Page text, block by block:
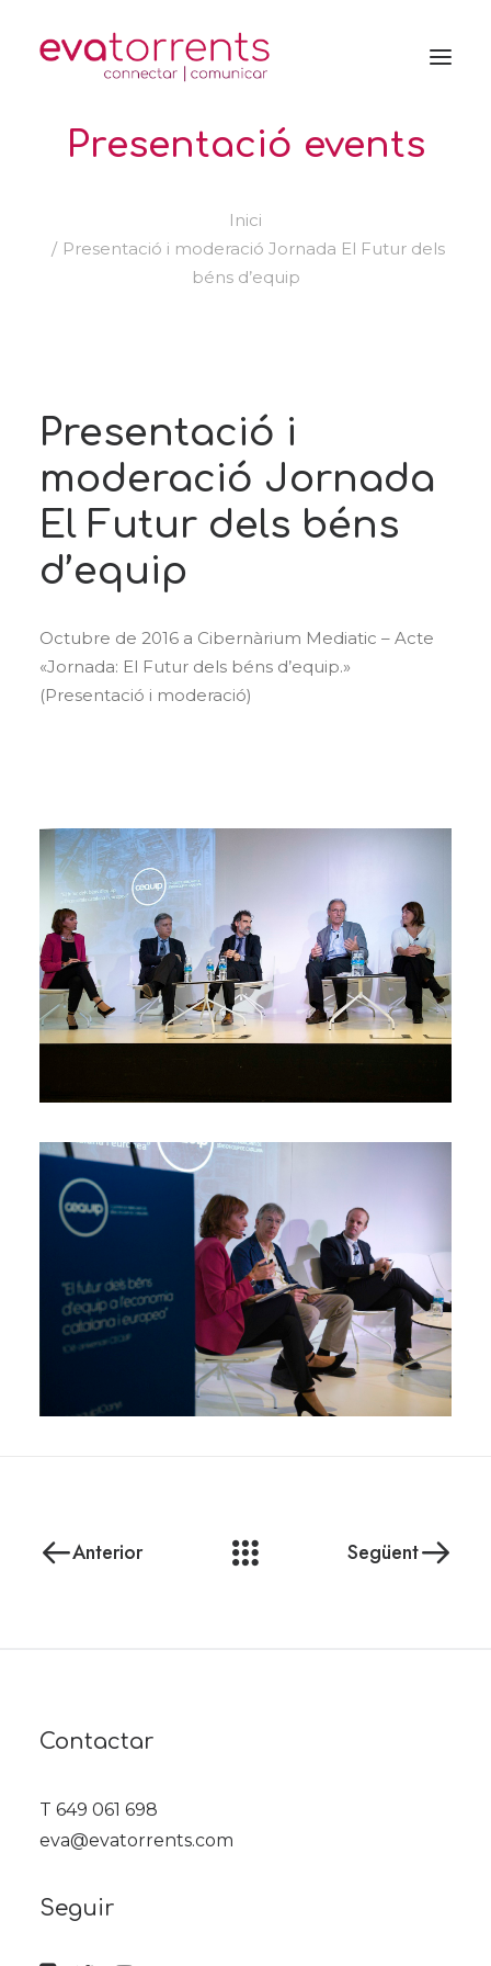
Presentació events
Inici
Presentació i moderació Jornada El Futur dels
béns d’equip
Presentació i
moderació Jornada
El Futur dels béns
d’equip
Octubre de 2016 a Cibernàrium Mediatic – Acte
«Jornada: El Futur dels béns d’equip.»
(Presentació i moderació)
Anterior Següent
Contactar
T 649 061 698
eva@evatorrents.com
Seguir